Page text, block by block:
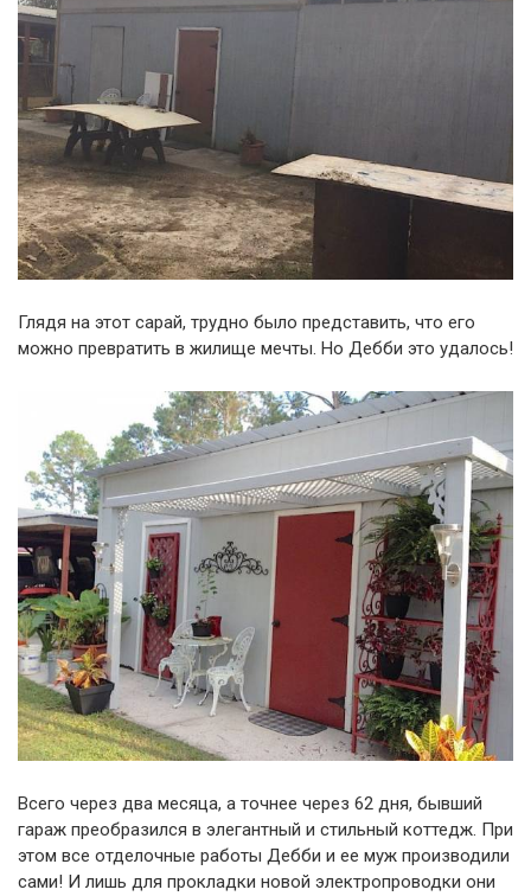
Глядя на этот сарай, трудно было представить, что его
можно превратить в жилище мечты. Но Дебби это удалось!
Всего через два месяца, а точнее через 62 дня, бывший
гараж преобразился в элегантный и стильный коттедж. При
этом все отделочные работы Дебби и ее муж производили
сами! И лишь для прокладки новой электропроводки они